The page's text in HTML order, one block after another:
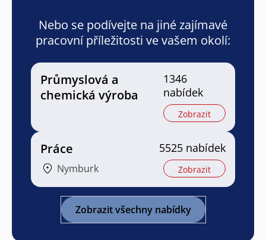
Nebo se podívejte na jiné zajímavé
pracovní příležitosti ve vašem okolí:
Průmyslová a
chemická výroba
1346
nabídek
Zobrazit
Práce
Nymburk
5525 nabídek
Zobrazit
Zobrazit všechny nabídky